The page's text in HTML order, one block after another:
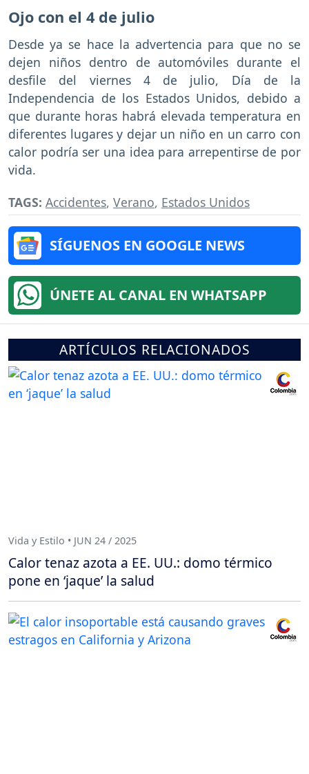
Ojo con el 4 de julio
Desde ya se hace la advertencia para que no se
dejen niños dentro de automóviles durante el
desfile del viernes 4 de julio, Día de la
Independencia de los Estados Unidos, debido a
que durante horas habrá elevada temperatura en
diferentes lugares y dejar un niño en un carro con
calor podría ser una idea para arrepentirse de por
vida.
TAGS: Accidentes, Verano, Estados Unidos
SÍGUENOS EN GOOGLE NEWS
ÚNETE AL CANAL EN WHATSAPP
ARTÍCULOS RELACIONADOS
Vida y Estilo • JUN 24 / 2025
Calor tenaz azota a EE. UU.: domo térmico
pone en ‘jaque’ la salud